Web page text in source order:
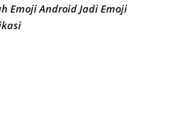
Emoji Android Jadi Emoji